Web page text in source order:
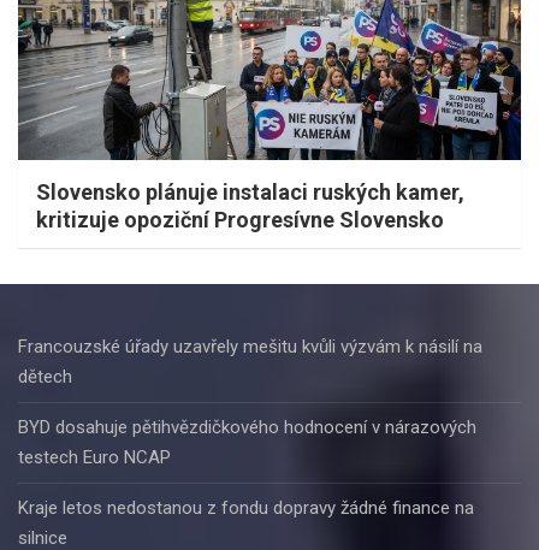
Slovensko plánuje instalaci ruských kamer,
kritizuje opoziční Progresívne Slovensko
Francouzské úřady uzavřely mešitu kvůli výzvám k násilí na
dětech
BYD dosahuje pětihvězdičkového hodnocení v nárazových
testech Euro NCAP
Kraje letos nedostanou z fondu dopravy žádné finance na
silnice